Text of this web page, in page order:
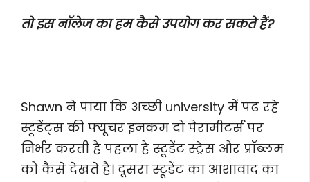
तो इस नॉलेज का हम कैसे उपयोग कर सकते हैं?
Shawn ने पाया कि अच्छी university में पढ़ रहे
स्टूडेंट्स की फ्यूचर इनकम दो पैरामीटर्स पर
निर्भर करती है पहला है स्टूडेंट स्ट्रेस और प्रॉब्लम
को कैसे देखते हैं। दूसरा स्टूडेंट का आशावाद का